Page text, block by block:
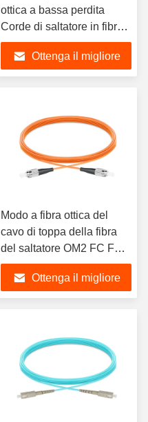
ottica a bassa perdita
Corde di saltatore in fibra
ottica da LC a LC
Ottenga il migliore
Modo a fibra ottica del
cavo di toppa della fibra
del saltatore OM2 FC FC
di A1a multi
Ottenga il migliore